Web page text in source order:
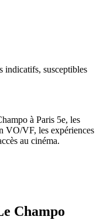
indicatifs, susceptibles
à Paris 5e, les
VO/VF, les expériences
au cinéma.
Champo